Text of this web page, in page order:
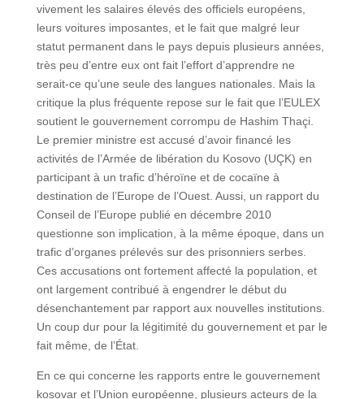
vivement les salaires élevés des officiels européens,
leurs voitures imposantes, et le fait que malgré leur
statut permanent dans le pays depuis plusieurs années,
très peu d’entre eux ont fait l’effort d’apprendre ne
serait-ce qu’une seule des langues nationales. Mais la
critique la plus fréquente repose sur le fait que l’EULEX
soutient le gouvernement corrompu de Hashim Thaçi.
Le premier ministre est accusé d’avoir financé les
activités de l’Armée de libération du Kosovo (UÇK) en
participant à un trafic d’héroïne et de cocaïne à
destination de l’Europe de l’Ouest. Aussi, un rapport du
Conseil de l’Europe publié en décembre 2010
questionne son implication, à la même époque, dans un
trafic d’organes prélevés sur des prisonniers serbes.
Ces accusations ont fortement affecté la population, et
ont largement contribué à engendrer le début du
désenchantement par rapport aux nouvelles institutions.
Un coup dur pour la légitimité du gouvernement et par le
fait même, de l’État.
En ce qui concerne les rapports entre le gouvernement
kosovar et l’Union européenne, plusieurs acteurs de la